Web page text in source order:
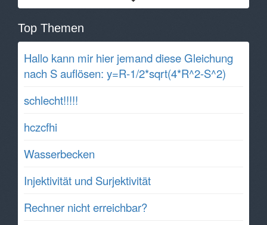
Top Themen
Hallo kann mir hier jemand diese Gleichung
nach S auflösen: y=R-1/2*sqrt(4*R^2-S^2)
schlecht!!!!!
hczcfhi
Wasserbecken
Injektivität und Surjektivität
Rechner nicht erreichbar?